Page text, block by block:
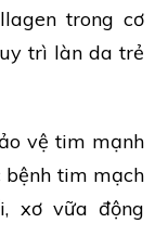
trong cơ
trì làn da trẻ
vệ tim mạnh
tim mạch
xơ vữa động